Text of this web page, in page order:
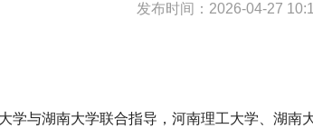
发布时间：2026-04-27
学与湖南大学联合指导，河南理工大学、湖南